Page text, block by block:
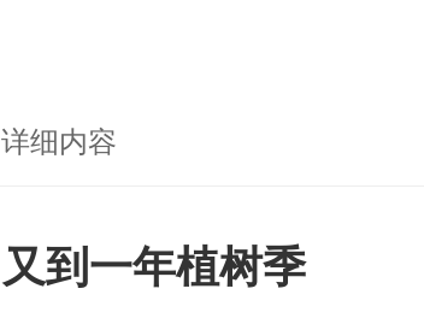
详细内容
又到一年植树季